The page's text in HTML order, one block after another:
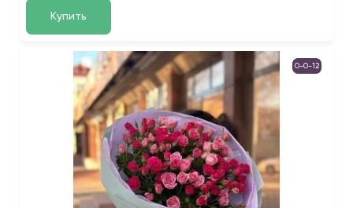
Купить
0-0-12